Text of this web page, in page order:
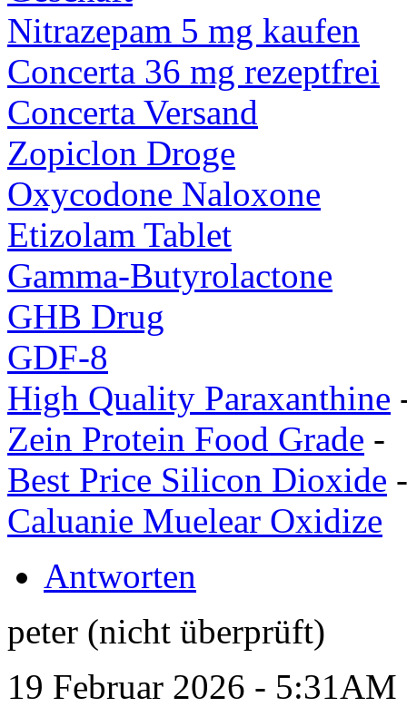
Nitrazepam 5 mg kaufen
Concerta 36 mg rezeptfrei
Concerta Versand
Zopiclon Droge
Oxycodone Naloxone
Etizolam Tablet
Gamma-Butyrolactone
GHB Drug
GDF-8
High Quality Paraxanthine
Zein Protein Food Grade -
Best Price Silicon Dioxide -
Caluanie Muelear Oxidize
Antworten
peter (nicht überprüft)
19 Februar 2026 - 5:31AM